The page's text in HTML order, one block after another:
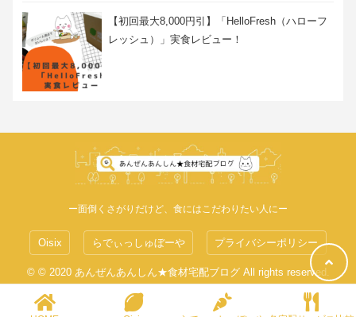
【初回最大8,000円引】「HelloFresh（ハローフ
レッシュ）」実食レビュー！
ー面倒くさがりだけど、食にはこだわりたい人にー
Oisix らでぃっしゅぼーや プライバシーポリシー
© © 2020 あんぜんあんしん★食材宅配ブログ All rights reserved.